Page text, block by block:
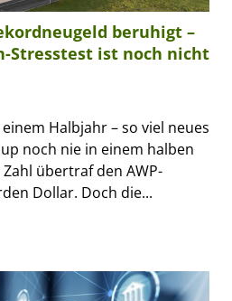
beruhigt –
Stresstest ist noch nicht
Halbjahr – so viel neues
noch nie in einem halben
übertraf den AWP-
Dollar. Doch die...